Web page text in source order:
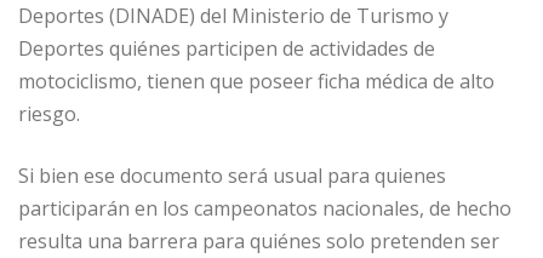
Deportes (DINADE) del Ministerio de Turismo y
Deportes quiénes participen de actividades de
motociclismo, tienen que poseer ficha médica de alto
riesgo.
Si bien ese documento será usual para quienes
participarán en los campeonatos nacionales, de hecho
resulta una barrera para quiénes solo pretenden ser